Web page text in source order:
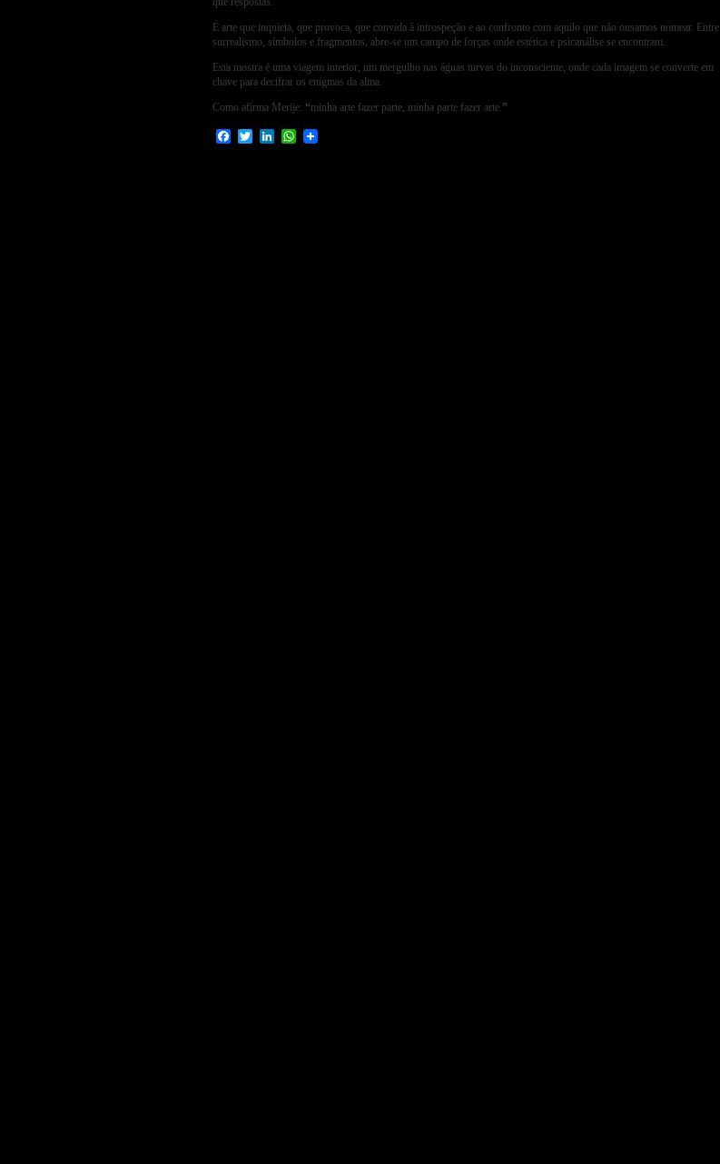
É arte que inquieta, que provoca, que convida à introspeção e ao confronto com aquilo que não ousamos nomear. Entre
surrealismo, símbolos e fragmentos, abre-se um campo de forças onde estética e psicanálise se encontram.
Esta mostra é uma viagem interior, um mergulho nas águas turvas do inconsciente, onde cada imagem se converte em
chave para decifrar os enigmas da alma.
Como afirma Merije: “minha arte fazer parte, minha parte fazer arte.”
Facebook
TwitterLinkedInWhatsApp